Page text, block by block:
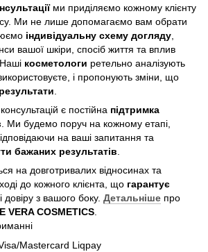
ми приділяємо кожному клієнту
Ми не лише допомагаємо вам обрати
індивідуальну схему догляду
вашої шкіри, спосіб життя та вплив
косметологи ретельно аналізують
і пропонують зміни, що
є постійна підтримка
. Ми будемо поруч на кожному етапі,
на ваші запитання та
бажаних результатів
на довготривалих відносинах та
до кожного клієнта, що гарантує
і довіру з вашого боку. Детальніше про
VERA COSMETICS
Mastercard Liqpay